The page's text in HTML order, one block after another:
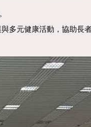
多元健康活動，協助長